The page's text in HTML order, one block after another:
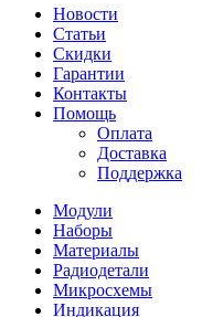
Новости
Статьи
Скидки
Гарантии
Контакты
Помощь
Оплата
Доставка
Поддержка
Модули
Наборы
Материалы
Радиодетали
Микросхемы
Индикация